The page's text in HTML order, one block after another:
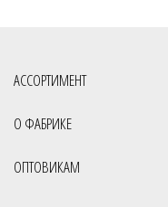
АССОРТИМЕНТ
О ФАБРИКЕ
ОПТОВИКАМ